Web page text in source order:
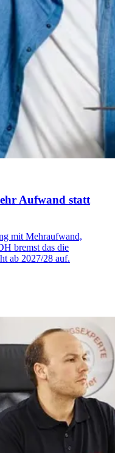
Aufwand statt
mit Mehraufwand,
bremst das die
ab 2027/28 auf.